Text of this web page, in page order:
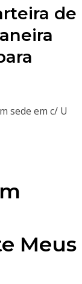
de
sede em c/ U
Meus